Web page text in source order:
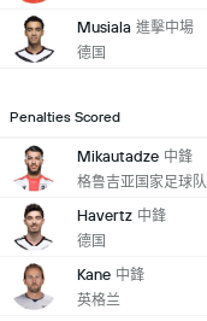
Musiala 進擊中場
德国
Penalties Scored
Mikautadze 中鋒
格鲁吉亚国家足球队
Havertz 中鋒
德国
Kane 中鋒
英格兰